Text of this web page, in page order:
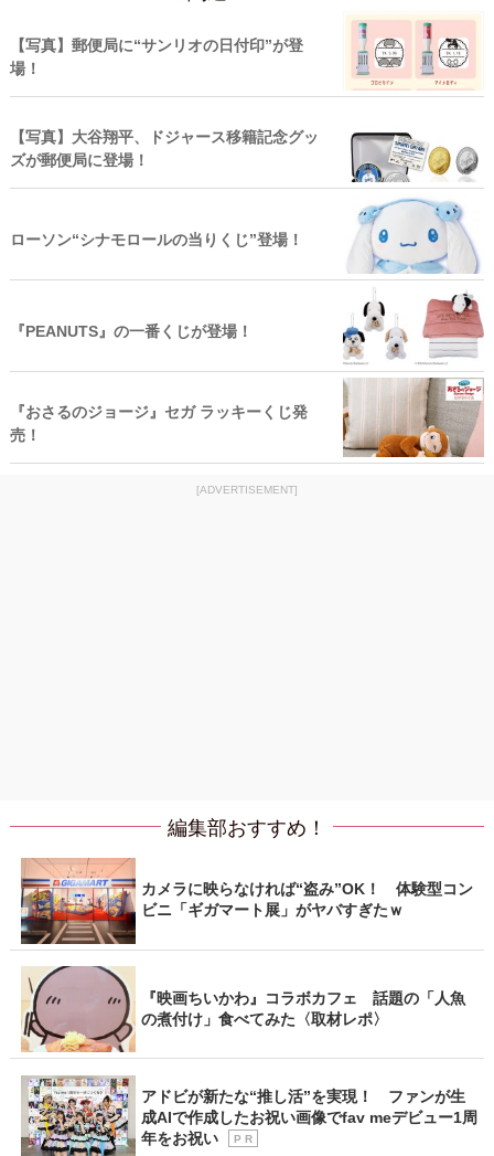
【写真】郵便局に“サンリオの日付印”が登
場！
【写真】大谷翔平、ドジャース移籍記念グッ
ズが郵便局に登場！
ローソン“シナモロールの当りくじ”登場！
『PEANUTS』の一番くじが登場！
『おさるのジョージ』セガ ラッキーくじ発
売！
[ADVERTISEMENT]
編集部おすすめ！
カメラに映らなければ“盗み”OK！ 体験型コン
ビニ「ギガマート展」がヤバすぎたｗ
『映画ちいかわ』コラボカフェ 話題の「人魚
の煮付け」食べてみた〈取材レポ〉
アドビが新たな“推し活”を実現！ ファンが生
成AIで作成したお祝い画像でfav meデビュー1周
年をお祝い
P R